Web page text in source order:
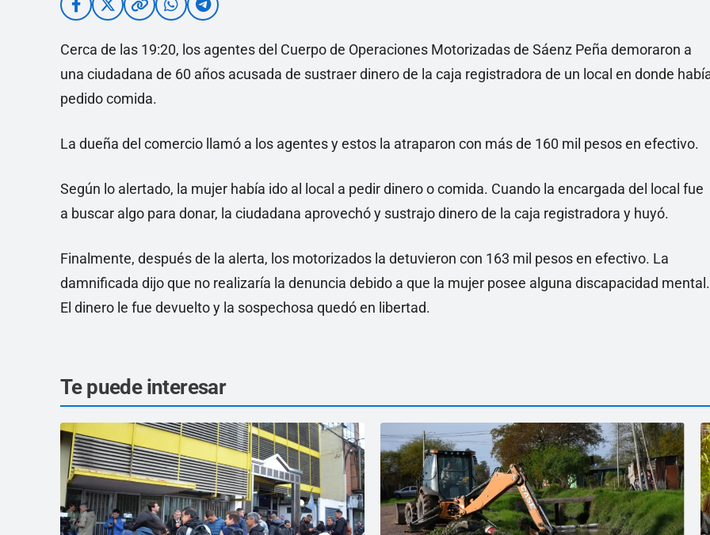
Cerca de las 19:20, los agentes del Cuerpo de Operaciones Motorizadas de Sáenz Peña demoraron a
una ciudadana de 60 años acusada de sustraer dinero de la caja registradora de un local en donde
pedido comida.
La dueña del comercio llamó a los agentes y estos la atraparon con más de 160 mil pesos en efectivo.
Según lo alertado, la mujer había ido al local a pedir dinero o comida. Cuando la encargada del local fue
a buscar algo para donar, la ciudadana aprovechó y sustrajo dinero de la caja registradora y huyó.
Finalmente, después de la alerta, los motorizados la detuvieron con 163 mil pesos en efectivo. La
damnificada dijo que no realizaría la denuncia debido a que la mujer posee alguna discapacidad mental.
El dinero le fue devuelto y la sospechosa quedó en libertad.
Te puede interesar